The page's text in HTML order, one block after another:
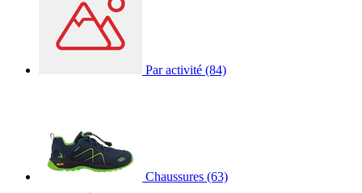
Par activité (84)
Chaussures (63)